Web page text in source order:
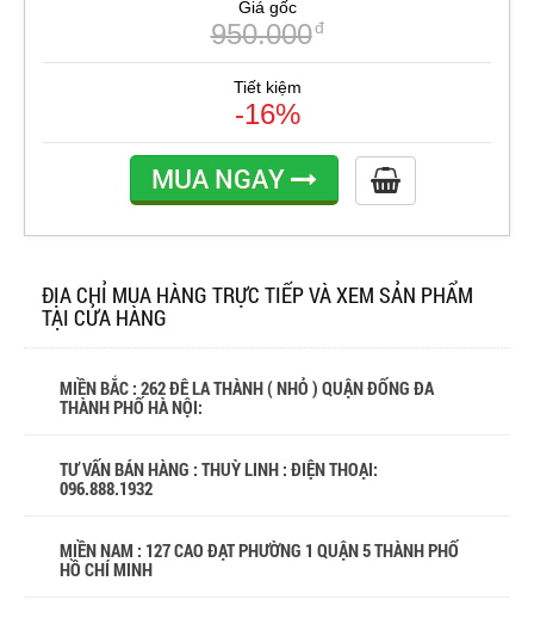
Giá gốc
950.000đ
Tiết kiệm
-16%
MUA NGAY
ĐỊA CHỈ MUA HÀNG TRỰC TIẾP VÀ XEM SẢN PHẨM
TẠI CỬA HÀNG
MIỀN BẮC : 262 ĐÊ LA THÀNH ( NHỎ ) QUẬN ĐỐNG ĐA
THÀNH PHỐ HÀ NỘI:
TƯ VẤN BÁN HÀNG : THUỲ LINH : ĐIỆN THOẠI:
096.888.1932
MIỀN NAM : 127 CAO ĐẠT PHƯỜNG 1 QUẬN 5 THÀNH PHỐ
HỒ CHÍ MINH